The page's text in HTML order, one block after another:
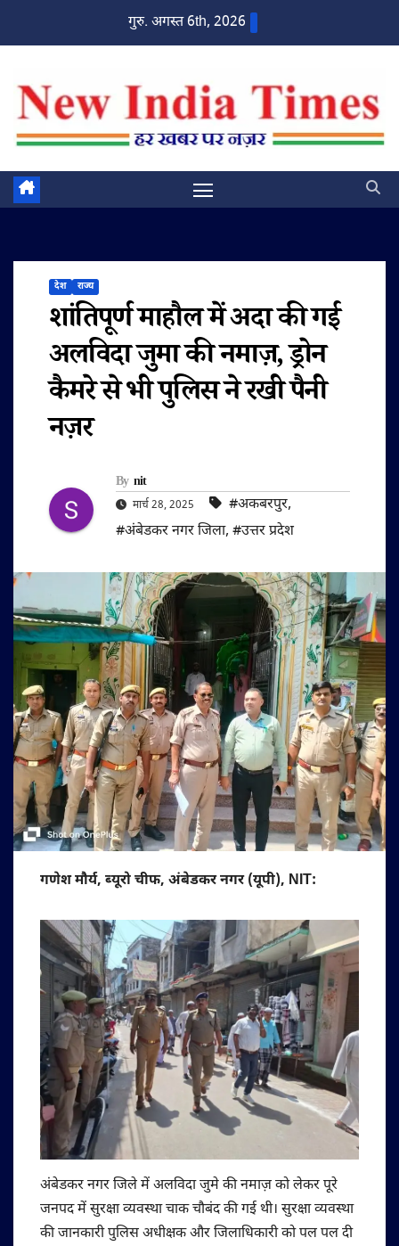
गुरु. अगस्त 6th, 2026
देश राज्य
शांतिपूर्ण माहौल में अदा की गई
अलविदा जुमा की नमाज़, ड्रोन
कैमरे से भी पुलिस ने रखी पैनी
नज़र
By nit
मार्च 28, 2025 #अकबरपुर,
#अंबेडकर नगर जिला, #उत्तर प्रदेश
गणेश मौर्य, ब्यूरो चीफ, अंबेडकर नगर (यूपी), NIT:
अंबेडकर नगर जिले में अलविदा जुमे की नमाज़ को लेकर पूरे
जनपद में सुरक्षा व्यवस्था चाक चौबंद की गई थी। सुरक्षा व्यवस्था
की जानकारी पुलिस अधीक्षक और जिलाधिकारी को पल पल दी